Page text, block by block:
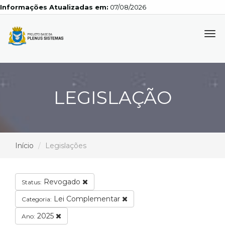
Atualizadas em: 07/08/2026
LEGISLAÇÃO
Início Legislações
Status: Revogado
Categoria: Lei Complementar
Ano: 2025